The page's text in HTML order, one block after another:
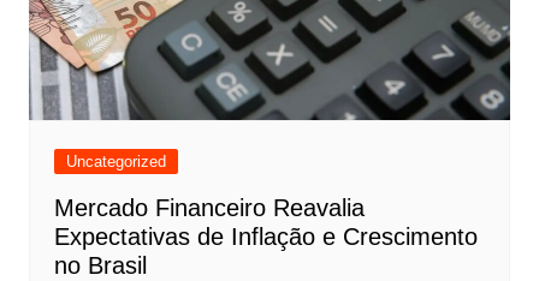
Uncategorized
Mercado Financeiro Reavalia
Expectativas de Inflação e Crescimento
no Brasil